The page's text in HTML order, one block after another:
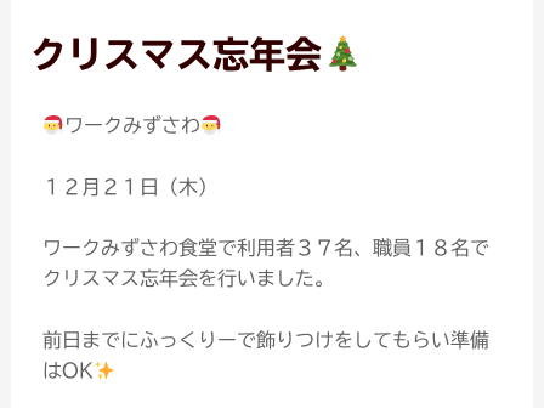
クリスマス忘年会
ワークみずさわ
１２月２１日（木）
ワークみずさわ食堂で利用者３７名、職員１８名で
クリスマス忘年会を行いました。
前日までにふっくりーで飾りつけをしてもらい準備
はOK